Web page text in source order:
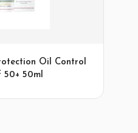
Oil Control
50+ 50ml